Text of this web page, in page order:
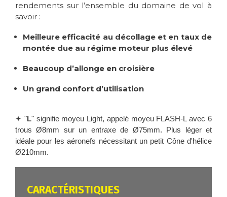
rendements sur l’ensemble du domaine de vol à
savoir :
Meilleure efficacité au décollage et en taux de
montée due au régime moteur plus élevé
Beaucoup d’allonge en croisière
Un grand confort d’utilisation
✦ "L" signifie moyeu Light, appelé moyeu FLASH-L avec 6
trous Ø8mm sur un entraxe de Ø75mm. Plus léger et
idéale pour les aéronefs nécessitant un petit Cône d'hélice
Ø210mm.
CARACTÉRISTIQUES